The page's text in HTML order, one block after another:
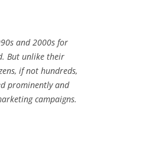
and 2000s for
But unlike their
if not hundreds,
prominently and
campaigns.